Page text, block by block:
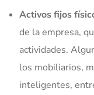
Activos fijos
de la empresa,
actividades.
los mobiliarios,
inteligentes,